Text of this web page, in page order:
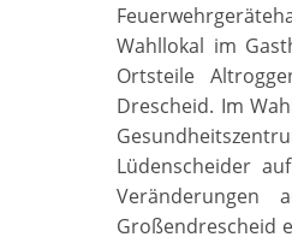
Wahllokal im
Ortsteile
Drescheid. Im
Lüdenscheider
Großendrescheid